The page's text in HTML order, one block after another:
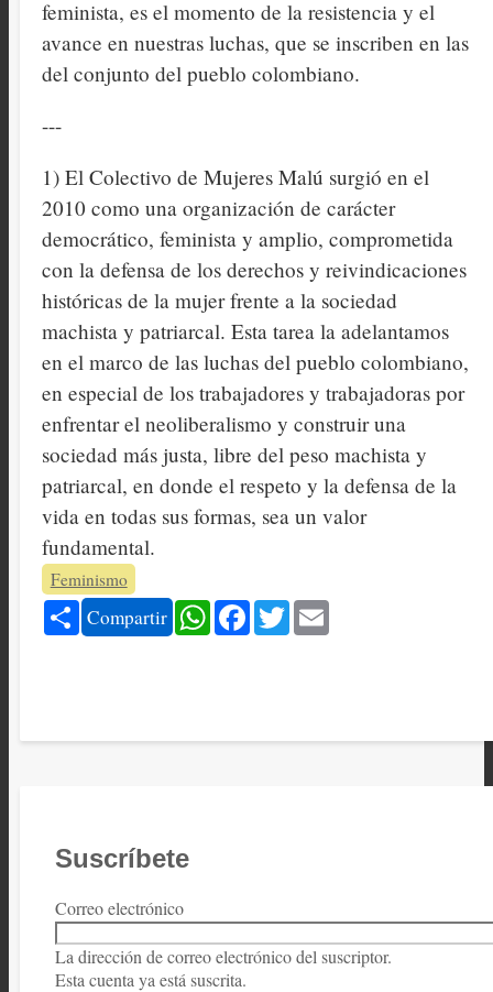
feminista, es el momento de la resistencia y el
avance en nuestras luchas, que se inscriben en las
del conjunto del pueblo colombiano.
---
1) El Colectivo de Mujeres Malú surgió en el
2010 como una organización de carácter
democrático, feminista y amplio, comprometida
con la defensa de los derechos y reivindicaciones
históricas de la mujer frente a la sociedad
machista y patriarcal. Esta tarea la adelantamos
en el marco de las luchas del pueblo colombiano,
en especial de los trabajadores y trabajadoras por
enfrentar el neoliberalismo y construir una
sociedad más justa, libre del peso machista y
patriarcal, en donde el respeto y la defensa de la
vida en todas sus formas, sea un valor
fundamental.
Feminismo
Share
Compartir WhatsApp
Facebook
Twitter
Suscríbete
Correo electrónico
La dirección de correo electrónico del suscriptor.
Esta cuenta ya está suscrita.